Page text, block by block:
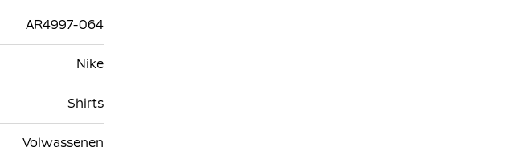
AR4997-064
Nike
Shirts
Volwassenen